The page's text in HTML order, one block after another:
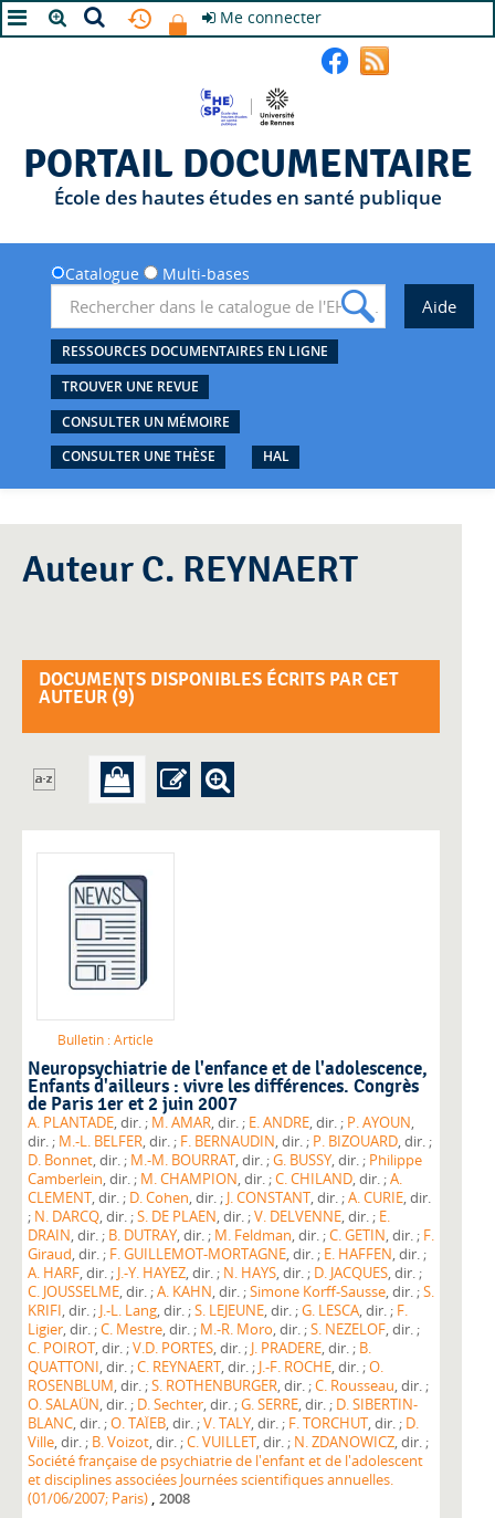
Me connecter
PORTAIL DOCUMENTAIRE
École des hautes études en santé publique
Catalogue Multi-bases
RESSOURCES DOCUMENTAIRES EN LIGNE
TROUVER UNE REVUE
CONSULTER UN MÉMOIRE
CONSULTER UNE THÈSE
HAL
Auteur C. REYNAERT
DOCUMENTS DISPONIBLES ÉCRITS PAR CET
AUTEUR (9)
Bulletin : Article
Neuropsychiatrie de l'enfance et de l'adolescence,
Enfants d'ailleurs : vivre les différences. Congrès
de Paris 1er et 2 juin 2007
A. PLANTADE , dir. ; M. AMAR , dir. ; E. ANDRE , dir. ; P. AYOUN,
dir. ; M.-L. BELFER , dir. ; F. BERNAUDIN , dir. ; P. BIZOUARD
, dir. ;
D. Bonnet
, dir. ; M.-M. BOURRAT , dir. ;G. BUSSY , dir. ; Philippe
Camberlein
, dir. ; M. CHAMPION , dir. ;C. CHILAND , dir. ;A.
CLEMENT
, dir. ; D. Cohen , dir. ; J. CONSTANT , dir. ;A. CURIE, dir.
; N. DARCQ , dir. ;S. DE PLAEN , dir. ;V. DELVENNE , dir. ; E.
DRAIN
, dir. ; B. DUTRAY , dir. ; M. Feldman , dir. ;C. GETIN , dir. ; F.
Giraud
, dir. ; F. GUILLEMOT-MORTAGNE , dir. ; E. HAFFEN
, dir. ;
A. HARF
, dir. ; J.-Y. HAYEZ , dir. ; N. HAYS , dir. ; D. JACQUES
, dir. ;
C. JOUSSELME
, dir. ;A. KAHN , dir. ;Simone Korff-Sausse , dir. ;S.
KRIFI
, dir. ; J.-L. Lang , dir. ;S. LEJEUNE , dir. ;G. LESCA , dir. ; F.
Ligier
, dir. ;C. Mestre , dir. ; M.-R. Moro , dir. ;S. NEZELOF
, dir. ;
C. POIROT
, dir. ;V.D. PORTES , dir. ; J. PRADERE , dir. ; B.
QUATTONI
, dir. ;C. REYNAERT , dir. ; J.-F. ROCHE , dir. ;O.
ROSENBLUM
, dir. ;S. ROTHENBURGER , dir. ;C. Rousseau
, dir. ;
O. SALAÜN
, dir. ; D. Sechter , dir. ;G. SERRE , dir. ; D. SIBERTIN-
BLANC
, dir. ;O. TAÏEB , dir. ;V. TALY , dir. ; F. TORCHUT , dir. ; D.
Ville
, dir. ; B. Voizot , dir. ;C. VUILLET , dir. ; N. ZDANOWICZ
, dir. ;
Société française de psychiatrie de l'enfant et de l'adolescent
et disciplines associées Journées scientifiques annuelles.
(01/06/2007; Paris) , 2008